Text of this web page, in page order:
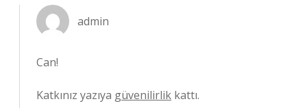
admin
Can!
Katkınız yazıya güvenilirlik kattı.